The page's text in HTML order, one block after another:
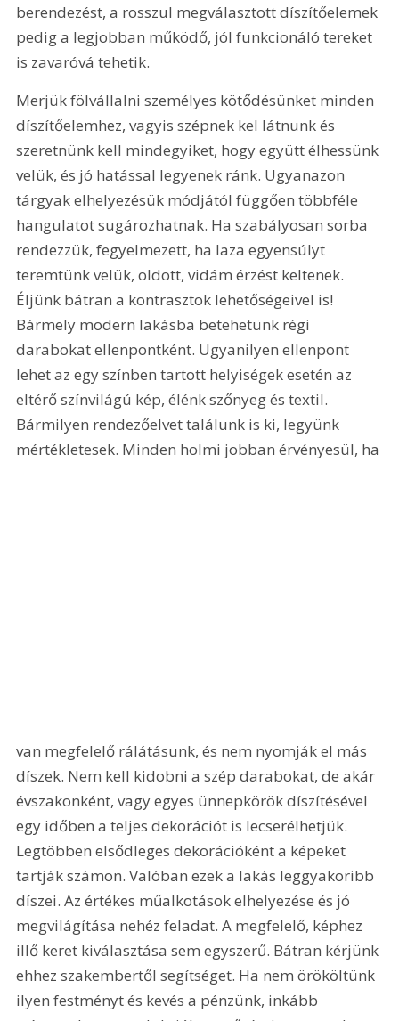
berendezést, a rosszul megválasztott díszítőelemek
pedig a legjobban működő, jól funkcionáló tereket
is zavaróvá tehetik.
Merjük fölvállalni személyes kötődésünket minden
díszítőelemhez, vagyis szépnek kel látnunk és
szeretnünk kell mindegyiket, hogy együtt élhessünk
velük, és jó hatással legyenek ránk. Ugyanazon
tárgyak elhelyezésük módjától függően többféle
hangulatot sugározhatnak. Ha szabályosan sorba
rendezzük, fegyelmezett, ha laza egyensúlyt
teremtünk velük, oldott, vidám érzést keltenek.
Éljünk bátran a kontrasztok lehetőségeivel is!
Bármely modern lakásba betehetünk régi
darabokat ellenpontként. Ugyanilyen ellenpont
lehet az egy színben tartott helyiségek esetén az
eltérő színvilágú kép, élénk szőnyeg és textil.
Bármilyen rendezőelvet találunk is ki, legyünk
mértékletesek. Minden holmi jobban érvényesül, ha
van megfelelő rálátásunk, és nem nyomják el más
díszek. Nem kell kidobni a szép darabokat, de akár
évszakonként, vagy egyes ünnepkörök díszítésével
egy időben a teljes dekorációt is lecserélhetjük.
Legtöbben elsődleges dekorációként a képeket
tartják számon. Valóban ezek a lakás leggyakoribb
díszei. Az értékes műalkotások elhelyezése és jó
megvilágítása nehéz feladat. A megfelelő, képhez
illő keret kiválasztása sem egyszerű. Bátran kérjünk
ehhez szakembertől segítséget. Ha nem örököltünk
ilyen festményt és kevés a pénzünk, inkább